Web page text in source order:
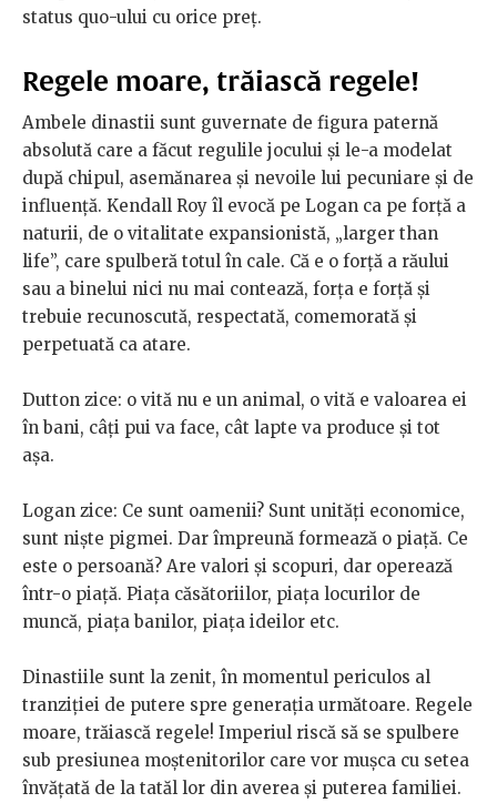
status quo-ului cu orice preț.
Regele moare, trăiască regele!
Ambele dinastii sunt guvernate de figura paternă
absolută care a făcut regulile jocului și le-a modelat
după chipul, asemănarea și nevoile lui pecuniare și de
influență. Kendall Roy îl evocă pe Logan ca pe forță a
naturii, de o vitalitate expansionistă, „larger than
life”, care spulberă totul în cale. Că e o forță a răului
sau a binelui nici nu mai contează, forța e forță și
trebuie recunoscută, respectată, comemorată și
perpetuată ca atare.
Dutton zice: o vită nu e un animal, o vită e valoarea ei
în bani, câți pui va face, cât lapte va produce și tot
așa.
Logan zice: Ce sunt oamenii? Sunt unități economice,
sunt niște pigmei. Dar împreună formează o piață. Ce
este o persoană? Are valori și scopuri, dar operează
într-o piață. Piața căsătoriilor, piața locurilor de
muncă, piața banilor, piața ideilor etc.
Dinastiile sunt la zenit, în momentul periculos al
tranziției de putere spre generația următoare. Regele
moare, trăiască regele! Imperiul riscă să se spulbere
sub presiunea moștenitorilor care vor mușca cu setea
învățată de la tatăl lor din averea și puterea familiei.